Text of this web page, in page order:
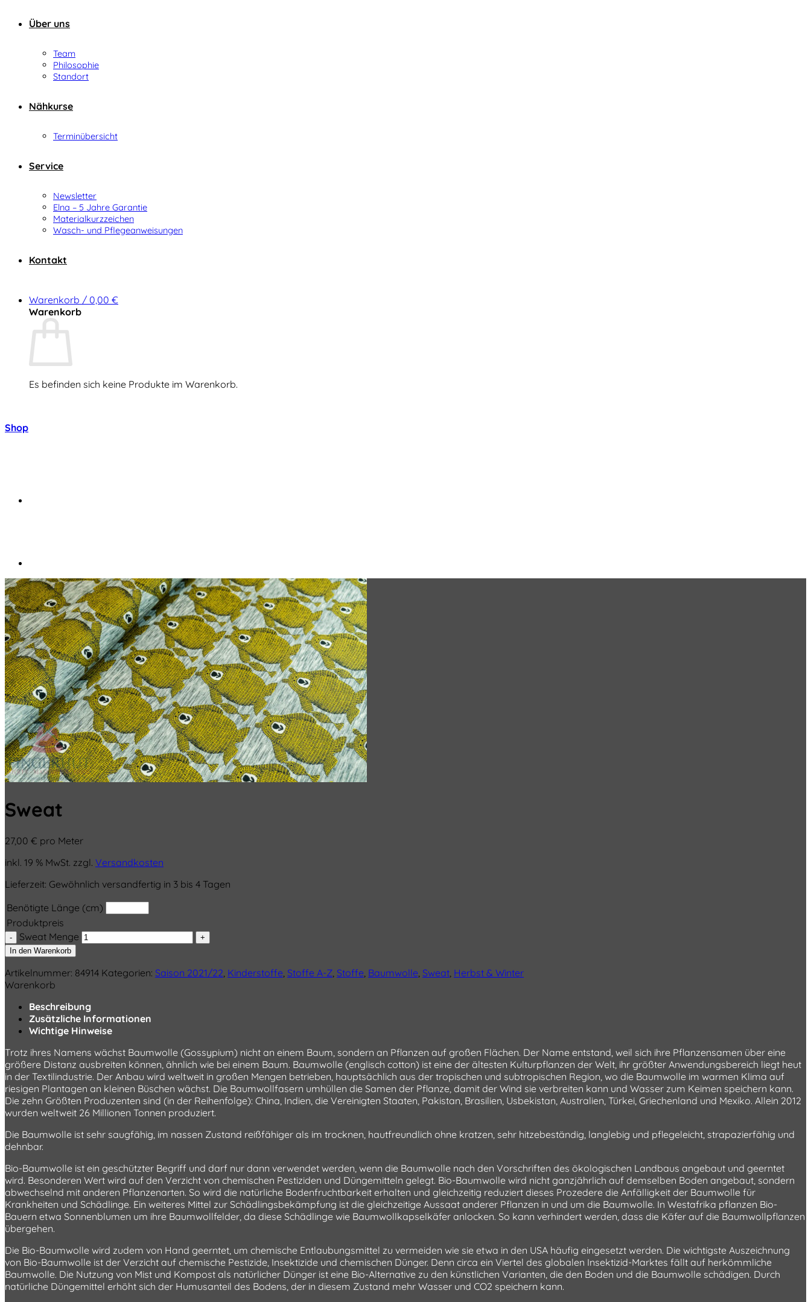
Über uns
Team
Philosophie
Standort
Nähkurse
Terminübersicht
Service
Newsletter
Elna – 5 Jahre Garantie
Materialkurzzeichen
Wasch- und Pflegeanweisungen
Kontakt
Warenkorb / 0,00 €
Warenkorb
Es befinden sich keine Produkte im Warenkorb.
Shop
Sweat
27,00 € pro Meter
inkl. 19 % MwSt. zzgl. Versandkosten
Lieferzeit: Gewöhnlich versandfertig in 3 bis 4 Tagen
Benötigte Länge (cm)
Produktpreis
Sweat Menge
In den Warenkorb
Artikelnummer: 84914 Kategorien: Saison 2021/22 Kinderstoffe Stoffe A-Z Stoffe Baumwolle Sweat Herbst & Winter
Warenkorb
Beschreibung
Zusätzliche Informationen
Wichtige Hinweise
Trotz ihres Namens wächst Baumwolle (Gossypium) nicht an einem Baum, sondern an Pflanzen auf großen Flächen. Der Name entstand, weil sich ihre Pflanzensamen über eine
größere Distanz ausbreiten können, ähnlich wie bei einem Baum. Baumwolle (englisch cotton) ist eine der ältesten Kulturpflanzen der Welt, ihr größter Anwendungsbereich liegt heut
in der Textilindustrie. Der Anbau wird weltweit in großen Mengen betrieben, hauptsächlich aus der tropischen und subtropischen Region, wo die Baumwolle im warmen Klima auf
riesigen Plantagen an kleinen Büschen wächst. Die Baumwollfasern umhüllen die Samen der Pflanze, damit der Wind sie verbreiten kann und Wasser zum Keimen speichern kann.
Die zehn Größten Produzenten sind (in der Reihenfolge): China, Indien, die Vereinigten Staaten, Pakistan, Brasilien, Usbekistan, Australien, Türkei, Griechenland und Mexiko. Allein 2012
wurden weltweit 26 Millionen Tonnen produziert.
Die Baumwolle ist sehr saugfähig, im nassen Zustand reißfähiger als im trocknen, hautfreundlich ohne kratzen, sehr hitzebeständig, langlebig und pflegeleicht, strapazierfähig und
dehnbar.
Bio-Baumwolle ist ein geschützter Begriff und darf nur dann verwendet werden, wenn die Baumwolle nach den Vorschriften des ökologischen Landbaus angebaut und geerntet
wird. Besonderen Wert wird auf den Verzicht von chemischen Pestiziden und Düngemitteln gelegt. Bio-Baumwolle wird nicht ganzjährlich auf demselben Boden angebaut, sondern
abwechselnd mit anderen Pflanzenarten. So wird die natürliche Bodenfruchtbarkeit erhalten und gleichzeitig reduziert dieses Prozedere die Anfälligkeit der Baumwolle für
Krankheiten und Schädlinge. Ein weiteres Mittel zur Schädlingsbekämpfung ist die gleichzeitige Aussaat anderer Pflanzen in und um die Baumwolle. In Westafrika pflanzen Bio-
Bauern etwa Sonnenblumen um ihre Baumwollfelder, da diese Schädlinge wie Baumwollkapselkäfer anlocken. So kann verhindert werden, dass die Käfer auf die Baumwollpflanzen
übergehen.
Die Bio-Baumwolle wird zudem von Hand geerntet, um chemische Entlaubungsmittel zu vermeiden wie sie etwa in den USA häufig eingesetzt werden. Die wichtigste Auszeichnung
von Bio-Baumwolle ist der Verzicht auf chemische Pestizide, Insektizide und chemischen Dünger. Denn circa ein Viertel des globalen Insektizid-Marktes fällt auf herkömmliche
Baumwolle. Die Nutzung von Mist und Kompost als natürlicher Dünger ist eine Bio-Alternative zu den künstlichen Varianten, die den Boden und die Baumwolle schädigen. Durch
natürliche Düngemittel erhöht sich der Humusanteil des Bodens, der in diesem Zustand mehr Wasser und CO2 speichern kann.